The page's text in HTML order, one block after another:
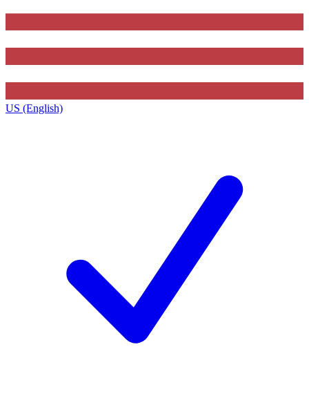
US (English)